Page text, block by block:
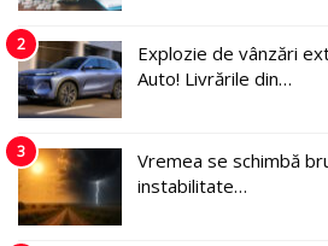
2
Explozie de vânzări
Auto! Livrările din…
3
Vremea se schimbă
instabilitate…